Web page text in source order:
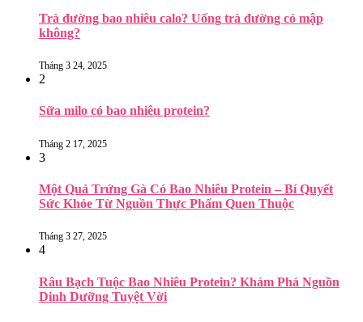
Trà đường bao nhiêu calo? Uống trà đường có mập
không?
Tháng 3 24, 2025
2
Sữa milo có bao nhiêu protein?
Tháng 2 17, 2025
3
Một Quả Trứng Gà Có Bao Nhiêu Protein – Bí Quyết
Sức Khỏe Từ Nguồn Thực Phẩm Quen Thuộc
Tháng 3 27, 2025
4
Râu Bạch Tuộc Bao Nhiêu Protein? Khám Phá Nguồn
Dinh Dưỡng Tuyệt Vời